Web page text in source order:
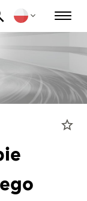
star_border